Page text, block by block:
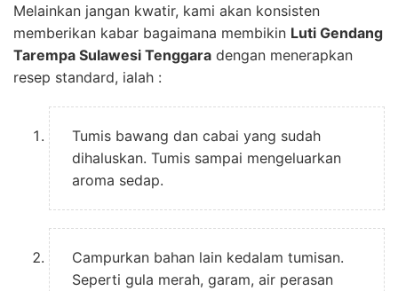
Melainkan jangan kwatir, kami akan konsisten
memberikan kabar bagaimana membikin Luti Gendang
Tarempa Sulawesi Tenggara dengan menerapkan
resep standard, ialah :
Tumis bawang dan cabai yang sudah
dihaluskan. Tumis sampai mengeluarkan
aroma sedap.
Campurkan bahan lain kedalam tumisan.
Seperti gula merah, garam, air perasan